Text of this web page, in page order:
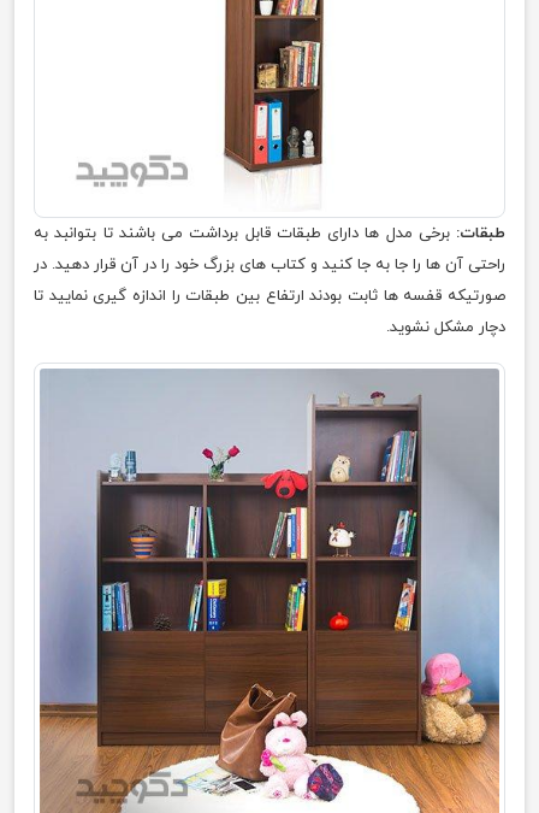
طبقات: برخی مدل ها دارای طبقات قابل برداشت می باشند تا بتوانبد به
راحتی آن ها را جا به جا کنید و کتاب های بزرگ خود را در آن قرار دهید. در
صورتیکه قفسه ها ثابت بودند ارتفاع بین طبقات را اندازه گیری نمایید تا
دچار مشکل نشوید.